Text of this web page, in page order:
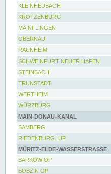
KLEINHEUBACH
KROTZENBURG
MAINFLINGEN
OBERNAU
RAUNHEIM
SCHWEINFURT NEUER HAFEN
STEINBACH
TRUNSTADT
WERTHEIM
WÜRZBURG
MAIN-DONAU-KANAL
BAMBERG
RIEDENBURG_UP
MÜRITZ-ELDE-WASSERSTRASSE
BARKOW OP
BOBZIN OP